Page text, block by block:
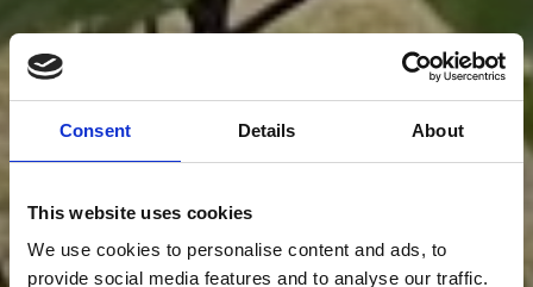
Consent Details About
This website uses cookies
We use cookies to personalise content and ads, to
provide social media features and to analyse our traffic.